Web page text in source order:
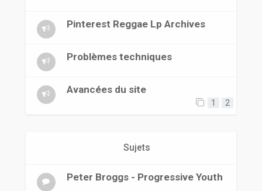
Pinterest Reggae Lp Archives
Problèmes techniques
Avancées du site
1 2
Sujets
Peter Broggs - Progressive Youth